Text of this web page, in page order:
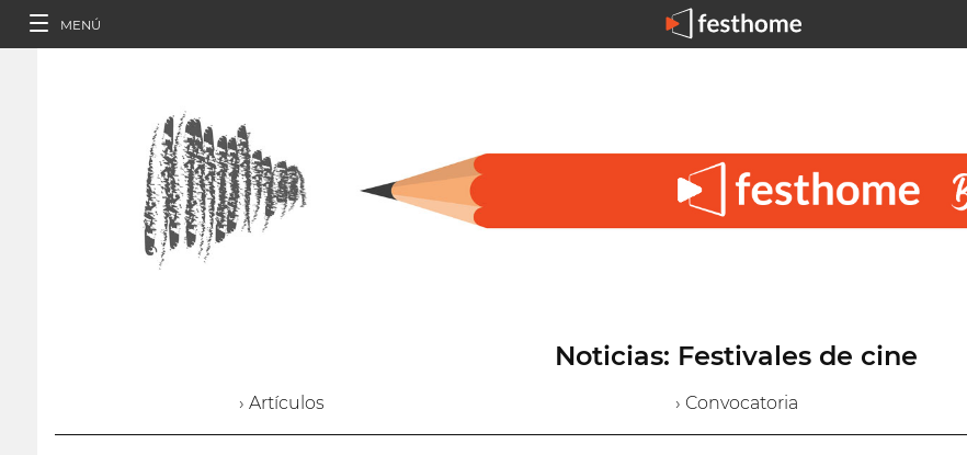
MENÚ
Noticias: Festivales de cine
› Artículos › Convocatoria